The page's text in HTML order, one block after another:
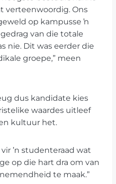
verteenwoordig. Ons
op kampusse ŉ
van die totale
nie. Dit was eerder die
groepe,” meen
dus kandidate kies
waardes uitleef
kultuur het.
’n studenteraad wat
op die hart dra om van
te maak.”